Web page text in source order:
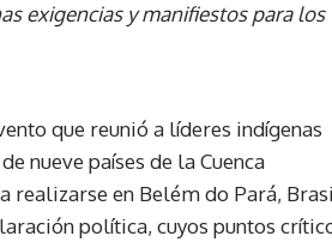
exigencias y manifiestos para los
que reunió a líderes indígenas
nueve países de la Cuenca
realizarse en Belém do Pará,
política, cuyos puntos